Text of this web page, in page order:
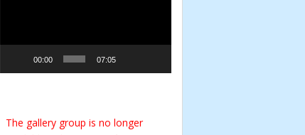
00:00 07:05
The gallery group is no longer